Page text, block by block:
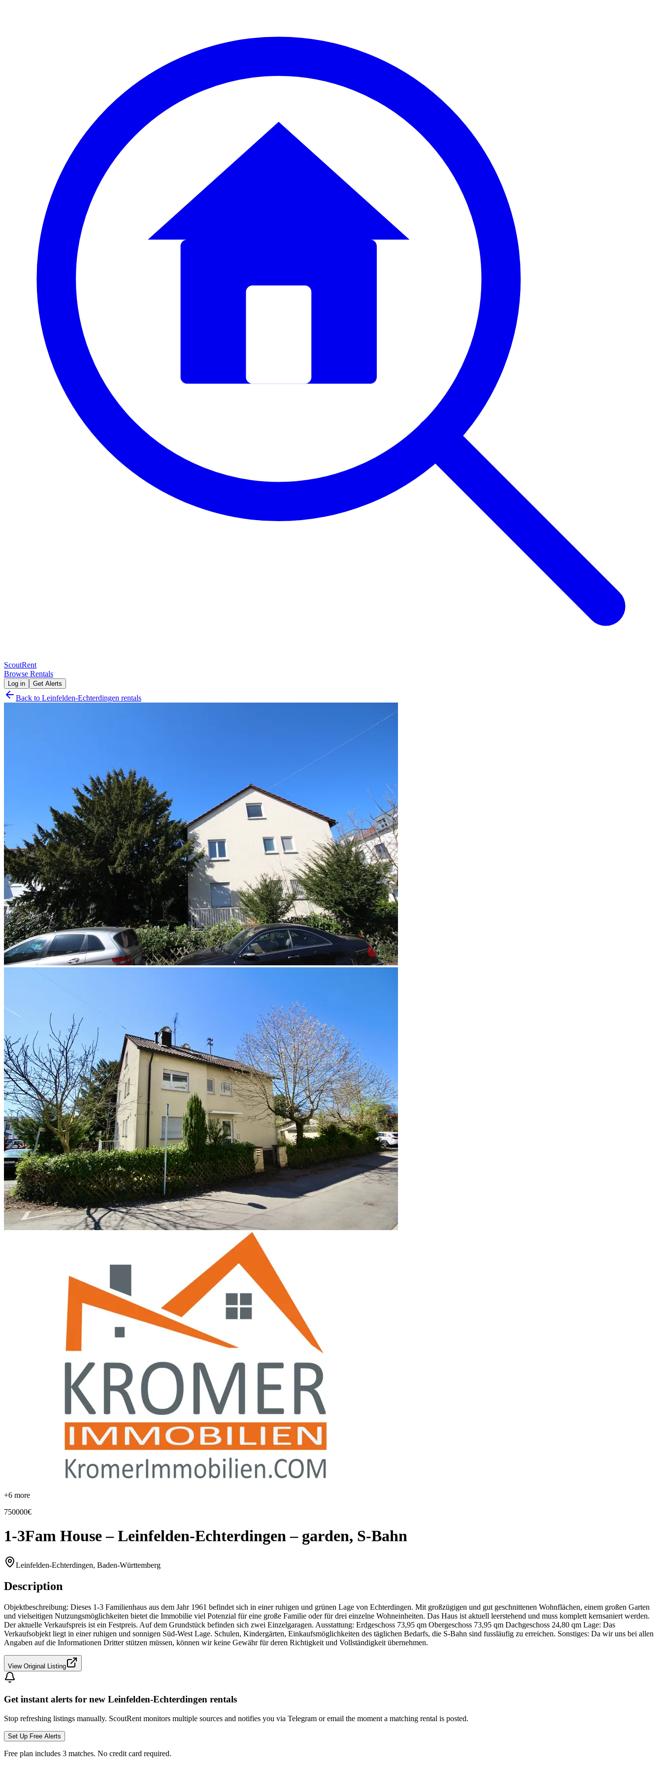
ScoutRent
Browse Rentals
Log in Get Alerts
Back to Leinfelden-Echterdingen rentals
+6 more
750000€
1-3Fam House – Leinfelden-Echterdingen – garden, S-Bahn
Leinfelden-Echterdingen, Baden-Württemberg
Description
Objektbeschreibung: Dieses 1-3 Familienhaus aus dem Jahr 1961 befindet sich in einer ruhigen und grünen Lage von Echterdingen. Mit großzügigen und gut geschnittenen Wohnflächen, einem großen Garten
und vielseitigen Nutzungsmöglichkeiten bietet die Immobilie viel Potenzial für eine große Familie oder für drei einzelne Wohneinheiten. Das Haus ist aktuell leerstehend und muss komplett kernsaniert werden.
Der aktuelle Verkaufspreis ist ein Festpreis. Auf dem Grundstück befinden sich zwei Einzelgaragen. Ausstattung: Erdgeschoss 73,95 qm Obergeschoss 73,95 qm Dachgeschoss 24,80 qm Lage: Das
Verkaufsobjekt liegt in einer ruhigen und sonnigen Süd-West Lage. Schulen, Kindergärten, Einkaufsmöglichkeiten des täglichen Bedarfs, die S-Bahn sind fussläufig zu erreichen. Sonstiges: Da wir uns bei allen
Angaben auf die Informationen Dritter stützen müssen, können wir keine Gewähr für deren Richtigkeit und Vollständigkeit übernehmen.
View Original Listing
Get instant alerts for new Leinfelden-Echterdingen rentals
Stop refreshing listings manually. ScoutRent monitors multiple sources and notifies you via Telegram or email the moment a matching rental is posted.
Set Up Free Alerts
Free plan includes 3 matches. No credit card required.